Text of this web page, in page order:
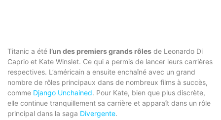
Titanic a été l’un des premiers grands rôles de Leonardo Di
Caprio et Kate Winslet. Ce qui a permis de lancer leurs carrières
respectives. L’américain a ensuite enchaîné avec un grand
nombre de rôles principaux dans de nombreux films à succès,
comme Django Unchained. Pour Kate, bien que plus discrète,
elle continue tranquillement sa carrière et apparaît dans un rôle
principal dans la saga Divergente.